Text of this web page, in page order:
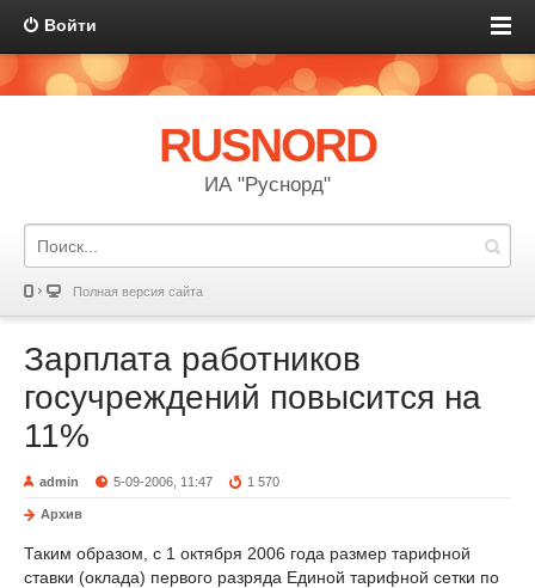
Войти
RUSNORD
ИА "Руснорд"
Полная версия сайта
Зарплата работников
госучреждений повысится на
11%
admin 5-09-2006, 11:47 1 570
Архив
Таким образом, с 1 октября 2006 года размер тарифной
ставки (оклада) первого разряда Единой тарифной сетки по